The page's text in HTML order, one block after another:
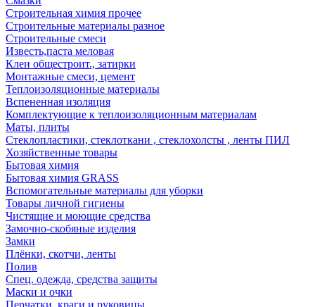
Строительная химия прочее
Строительные материалы разное
Строительные смеси
Известь,паста меловая
Клеи общестроит., затирки
Монтажные смеси, цемент
Теплоизоляционные материалы
Вспененная изоляция
Комплектующие к теплоизоляционным материалам
Маты, плиты
Стеклопластики, стеклоткани , стеклохолсты , ленты ПИЛ
Хозяйственные товары
Бытовая химия
Бытовая химия GRASS
Вспомогательные материалы для уборки
Товары личной гигиены
Чистящие и моющие средства
Замочно-скобяные изделия
Замки
Плёнки, скотчи, ленты
Полив
Спец. одежда, средства защиты
Маски и очки
Перчатки, краги и руковицы